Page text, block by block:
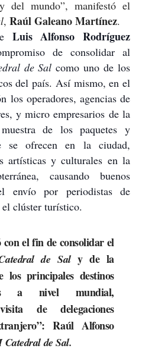
del mundo”, manifestó el
, Raúl Galeano Martínez.
Luis Alfonso Rodríguez
de consolidar al
de Sal como uno de los
del país. Así mismo, en el
los operadores, agencias de
y micro empresarios de la
de los paquetes y
se ofrecen en la ciudad,
artísticas y culturales en la
causando buenos
envío por periodistas de
el clúster turístico.
con el fin de consolidar el
de Saly de la
los principales destinos
a nivel mundial,
de delegaciones
Raúl Alfonso
Catedral de Sal.